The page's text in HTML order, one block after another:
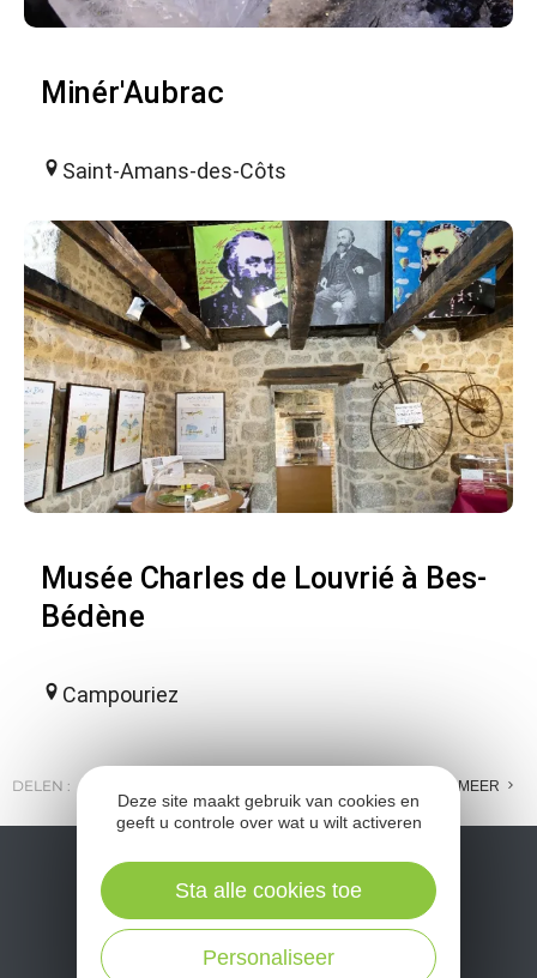
Minér'Aubrac
Saint-Amans-des-Côts
Musée Charles de Louvrié à Bes-
Bédène
Campouriez
DELEN : MEER
Deze site maakt gebruik van cookies en
geeft u controle over wat u wilt activeren
Personaliseer
Sta alle cookies toe